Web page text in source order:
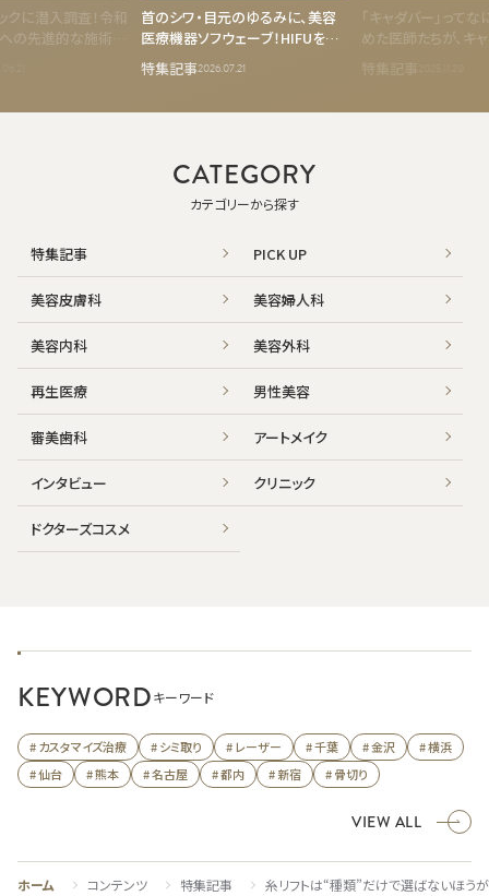
クに潜入調査！令和
の先進的な施術が
首のシワ・目元のゆるみに、美容
医療機器ソフウェーブ！HIFUを諦
めた人が熱狂する「次世代たるみ
治療」の正体
特集記事2026.07.21
「キャダバー」って
めた医師たちが、キ
の場としてのキャダ
特集記事
CATEGORY
カテゴリーから探す
特集記事 PICK UP
美容皮膚科 美容婦人科
美容内科 美容外科
再生医療 男性美容
審美歯科 アートメイク
インタビュー クリニック
ドクターズコスメ
KEYWORDキーワード
# カスタマイズ治療 # シミ取り # レーザー # 千葉 # 金沢
# 横浜
# 仙台
# 熊本 # 名古屋 # 都内 # 新宿 # 骨切り
VIEW ALL
ホーム コンテンツ 特集記事 糸リフトは“種類”だけで選ばないほう